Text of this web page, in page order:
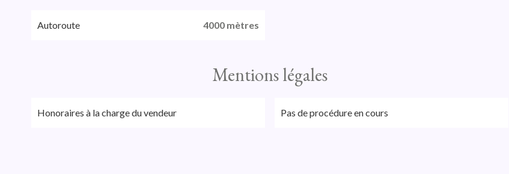
Autoroute 4000 mètres
Mentions légales
Honoraires à la charge du vendeur Pas de procédure en cours